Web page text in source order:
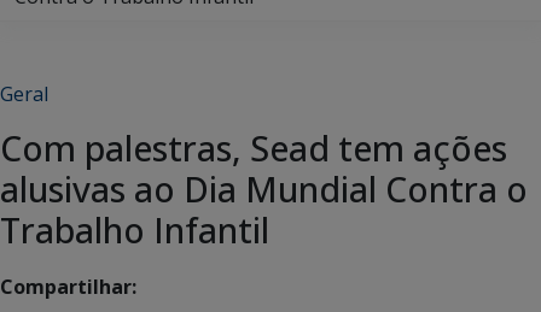
Geral
Com palestras, Sead tem ações
alusivas ao Dia Mundial Contra o
Trabalho Infantil
Compartilhar: